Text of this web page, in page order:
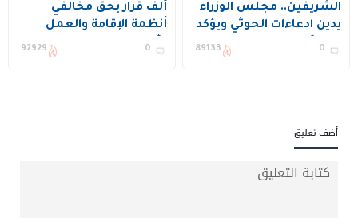
الشريفين.. مجلس الوزراء
يدين ادعاءات الحوثي ويؤكد
دعم أمن المنطقة
0
89133
ألف قرار بحق مخالفي
أنظمة الإقامة والعمل
وأمن الحدود
0
92929
أضف تعليق